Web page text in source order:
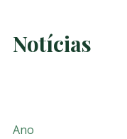
Notícias
Ano